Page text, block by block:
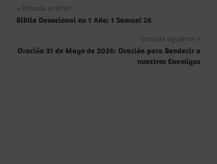
Navegación
de
entradas
Entrada anterior
Biblia Devocional en 1 Año: 1 Samuel 26
Entrada siguiente
Oración 31 de Mayo de 2026: Oración para Bendecir a
nuestros Enemigos